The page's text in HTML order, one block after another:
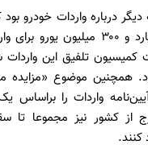
دیگر درباره واردات خودرو
شد حداقل ۳ میلیارد و ۳۰۰
کمیسیون تلفیق این
همچنین موضوع «مزایده
واردات را براساس
کنند.